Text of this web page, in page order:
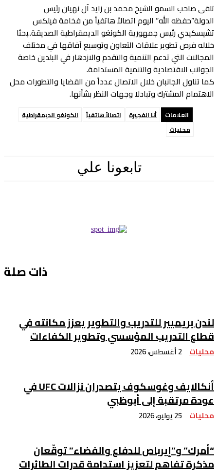
ذات صلة
بريميير للتدريب والتطوير يعزز مكانته في
التدريب المؤسسي وتطوير الكفاءات
أنكالايف وغوسكوف يتصدران نزالات UFC في
مرتقبة إلى أبوظبي
25 يوليو، 2026
و”إيرباص للدفاع والفضاء” توقّعان
تفاهم لتعزيز استدامة قدرات الطائرات
صاحب السمو الشيخ محمد بن زايد آل نهيان رئيس
الله” اليوم اتصالاً هاتفياً من فخامة فيلكس
رئيس جمهورية الكونغو الديمقراطية الصديقة..بحثا
فرص تطوير علاقات التعاون وتوسيع آفاقها في مختلف
التي تدعم التنمية والتقدم والازدهار في البلدين خاصة
الاقتصادية والتنمية المستدامة.
تناول الجانبان خلال الاتصال عدداً من القضايا والتطورات محل
المشترك وتبادلا وجهات النظر بشأنها.
العلامات أنا الفجيرة اتصالاً هاتفياً
الكونغو الديمقراطية
محليات
تابعونا علي